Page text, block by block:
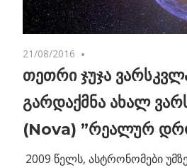
21/08/2016
თეთრი ჯუჯა
გარდაქმნა ახალ
(Nova) ”რეალურ
2009 წელს, ასტრონომები